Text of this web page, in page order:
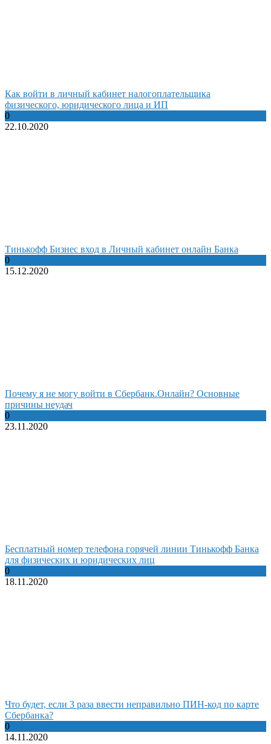
Как войти в личный кабинет налогоплательщика
физического, юридического лица и ИП
0
22.10.2020
Тинькофф Бизнес вход в Личный кабинет онлайн Банка
0
15.12.2020
Почему я не могу войти в Сбербанк.Онлайн? Основные
причины неудач
0
23.11.2020
Бесплатный номер телефона горячей линии Тинькофф Банка
для физических и юридических лиц
0
18.11.2020
Что будет, если 3 раза ввести неправильно ПИН-код по карте
Сбербанка?
0
14.11.2020